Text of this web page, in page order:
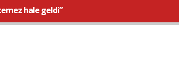
hale geldi”